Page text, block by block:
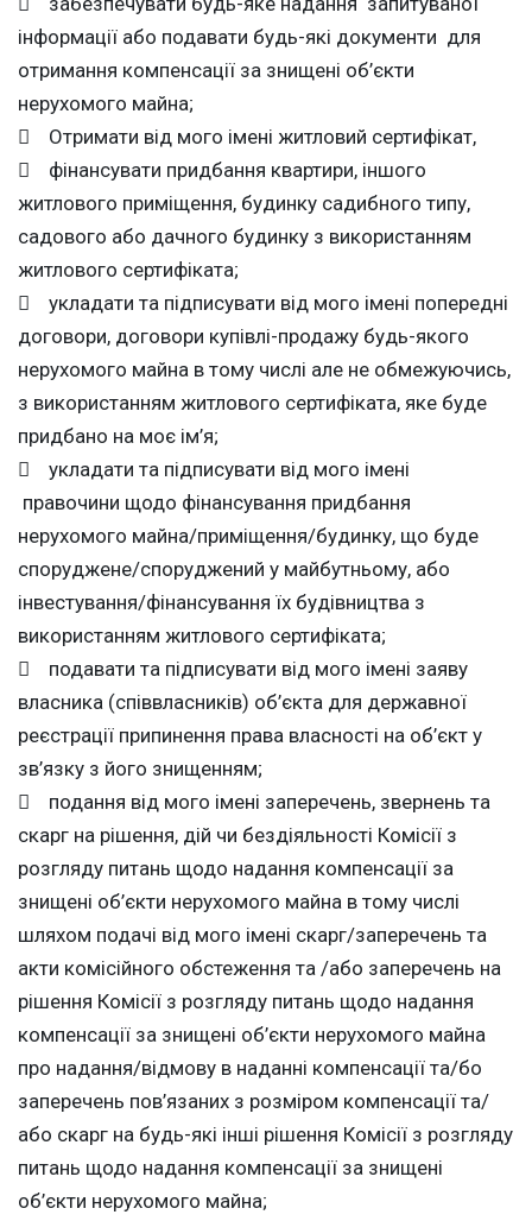
інформації або подавати будь-які документи для
отримання компенсації за знищені об’єкти
нерухомого майна;
 Отримати від мого імені житловий сертифікат,
 фінансувати придбання квартири, іншого
житлового приміщення, будинку садибного типу,
садового або дачного будинку з використанням
житлового сертифіката;
 укладати та підписувати від мого імені попередні
договори, договори купівлі-продажу будь-якого
нерухомого майна в тому числі але не обмежуючись,
з використанням житлового сертифіката, яке буде
придбано на моє ім’я;
 укладати та підписувати від мого імені
правочини щодо фінансування придбання
нерухомого майна/приміщення/будинку, що буде
споруджене/споруджений у майбутньому, або
інвестування/фінансування їх будівництва з
використанням житлового сертифіката;
 подавати та підписувати від мого імені заяву
власника (співвласників) об’єкта для державної
реєстрації припинення права власності на об’єкт у
зв’язку з його знищенням;
 подання від мого імені заперечень, звернень та
скарг на рішення, дій чи бездіяльності Комісії з
розгляду питань щодо надання компенсації за
знищені об’єкти нерухомого майна в тому числі
шляхом подачі від мого імені скарг/заперечень та
акти комісійного обстеження та /або заперечень на
рішення Комісії з розгляду питань щодо надання
компенсації за знищені об’єкти нерухомого майна
про надання/відмову в наданні компенсації та/бо
заперечень пов’язаних з розміром компенсації та/
або скарг на будь-які інші рішення Комісії з розгляду
питань щодо надання компенсації за знищені
об’єкти нерухомого майна;